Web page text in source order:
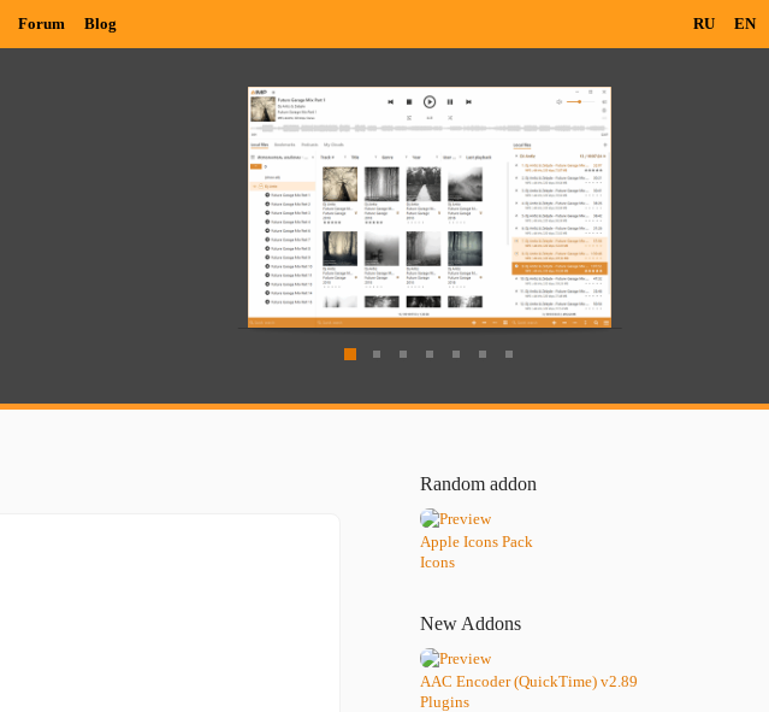
RU EN
Forum Blog
Random addon
Apple Icons Pack
Icons
New Addons
AAC Encoder (QuickTime) v2.89
Plugins